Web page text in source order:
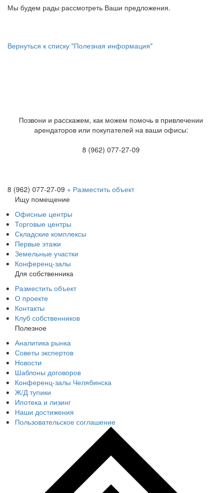
Мы будем рады рассмотреть Ваши предложения.
Вернуться к списку "Полезная информация"
Позвони и расскажем, как можем помочь в привлечении
арендаторов или покупателей на ваши офисы:
8 (962) 077-27-09
8 (962) 077-27-09 + Разместить объект
Ищу помещение
Офисные центры
Торговые центры
Складские комплексы
Первые этажи
Земельные участки
Конференц-залы
Для собственника
Разместить объект
О проекте
Контакты
Клуб собственников
Полезное
Аналитика рынка
Советы экспертов
Новости
Шаблоны договоров
Конференц-залы Челябинска
Ж/Д тупики
Ипотека и лизинг
Наши достижения
Пользовательское соглашение